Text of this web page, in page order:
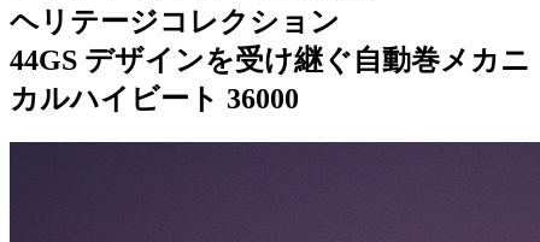
ヘリテージコレクション
44GS デザインを受け継ぐ自動巻メカニ
カルハイビート 36000